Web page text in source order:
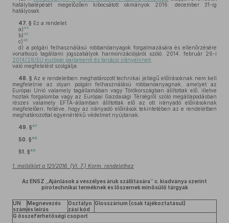
hatálybalépését megelőzően kibocsátott okmányok 2016. december 31-ig
hatályosak.
47. § Ez a rendelet
a)44
b)45
c)46
d) a polgári felhasználású robbanóanyagok forgalmazására és ellenőrzésére
vonatkozó tagállami jogszabályok harmonizációjáról szóló, 2014. február 26-i
2014/28/EU európai parlamenti és tanácsi irányelvnek
való megfelelést szolgálja.
48. § Az e rendeletben meghatározott technikai jellegű előírásoknak nem kell
megfelelnie az olyan polgári felhasználású robbanóanyagnak, amelyet az
Európai Unió valamely tagállamában vagy Törökországban állítottak elő, illetve
hoztak forgalomba vagy az Európai Gazdasági Térségről szóló megállapodásban
részes valamely EFTA-államban állítottak elő az ott irányadó előírásoknak
megfelelően, feltéve, hogy az irányadó előírások tekintetében az e rendeletben
meghatározottal egyenértékű védelmet nyújtanak.
49. §47
50. §48
51. §49
1. melléklet a 121/2016. (VI. 7.) Korm. rendelethez
Az ENSZ „Ajánlások a veszélyes áruk szállítására” c. kiadványa szerint
pirotechnikai terméknek és lőszernek minősülő tárgyak
UN
szám
Megnevezés
és leírás
Osztályo
zási kód
Glosszárium (csak tájékoztatásul)
G összeférhetőségi csoport